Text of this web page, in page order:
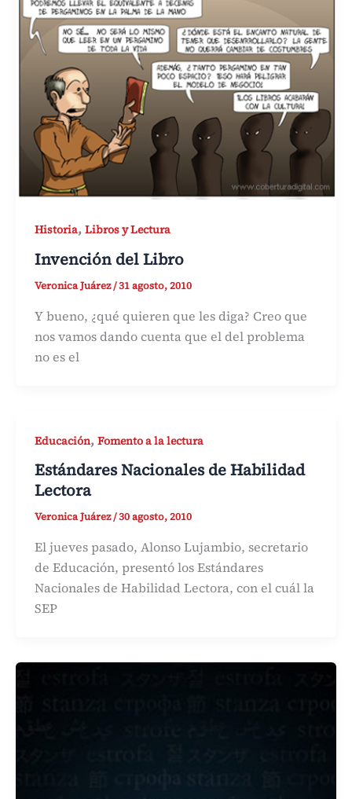
Historia, Libros y Lectura
Invención del Libro
Veronica Juárez/31 agosto, 2010
Y bueno, ¿qué quieren que les diga? Creo que
nos vamos dando cuenta que el del problema
no es el
Educación, Fomento a la lectura
Estándares Nacionales de Habilidad
Lectora
Veronica Juárez/30 agosto, 2010
El jueves pasado, Alonso Lujambio, secretario
de Educación, presentó los Estándares
Nacionales de Habilidad Lectora, con el cuál la
SEP